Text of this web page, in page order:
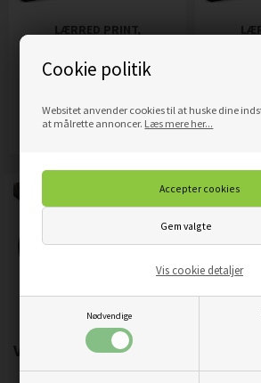
Cookie politik
Websitet anvender cookies til at huske dine
at målrette annoncer. Læs mere her...
Nødvendige
Vis cookie detaljer
LÆRRED PRINT,
ABSTRAKT
Mere info
Vigtigste produktegenskaber: